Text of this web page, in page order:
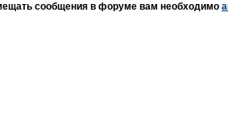
сообщения в форуме вам необходимо